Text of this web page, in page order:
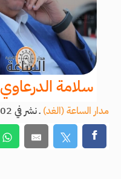
سلامة الدرعاوي
مدار الساعة (الغد) ـنشر في 2026/06/02 الساعة 22:55